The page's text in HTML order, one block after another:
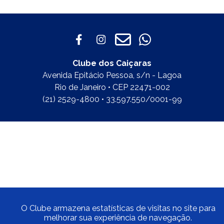
Clube dos Caiçaras
Avenida Epitácio Pessoa, s/n - Lagoa
Rio de Janeiro • CEP 22471-002
(21) 2529-4800 • 33.597.550/0001-99
O Clube armazena estatísticas de visitas no site para
melhorar sua experiência de navegação.